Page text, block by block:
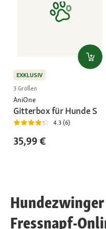
EXKLUSIV
3 Größen
AniOne
Gitterbox für Hunde S
4.3 (6)
35,99 €
Fressnapf-